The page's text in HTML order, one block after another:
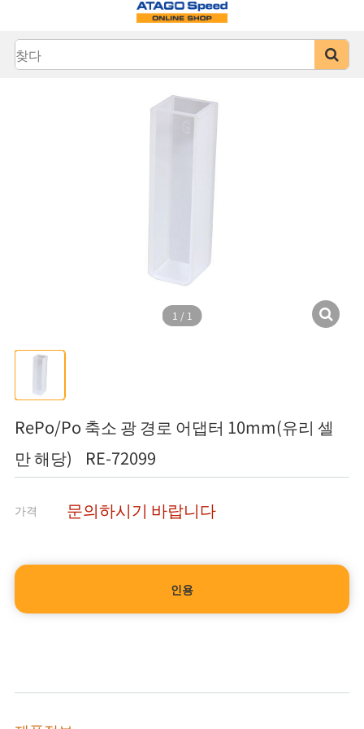
1 / 1
RePo/Po 축소 광 경로 어댑터 10mm(유리 셀
만 해당) RE-72099
가격 문의하시기 바랍니다
인용